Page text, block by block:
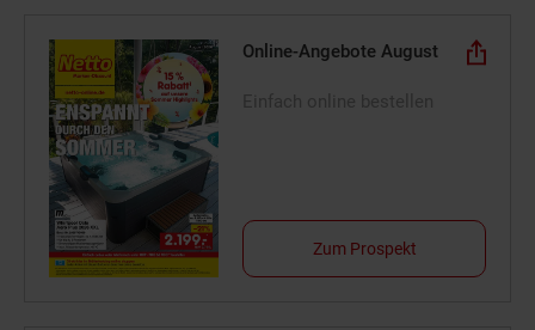
Online-Angebote August
Zum Prospekt